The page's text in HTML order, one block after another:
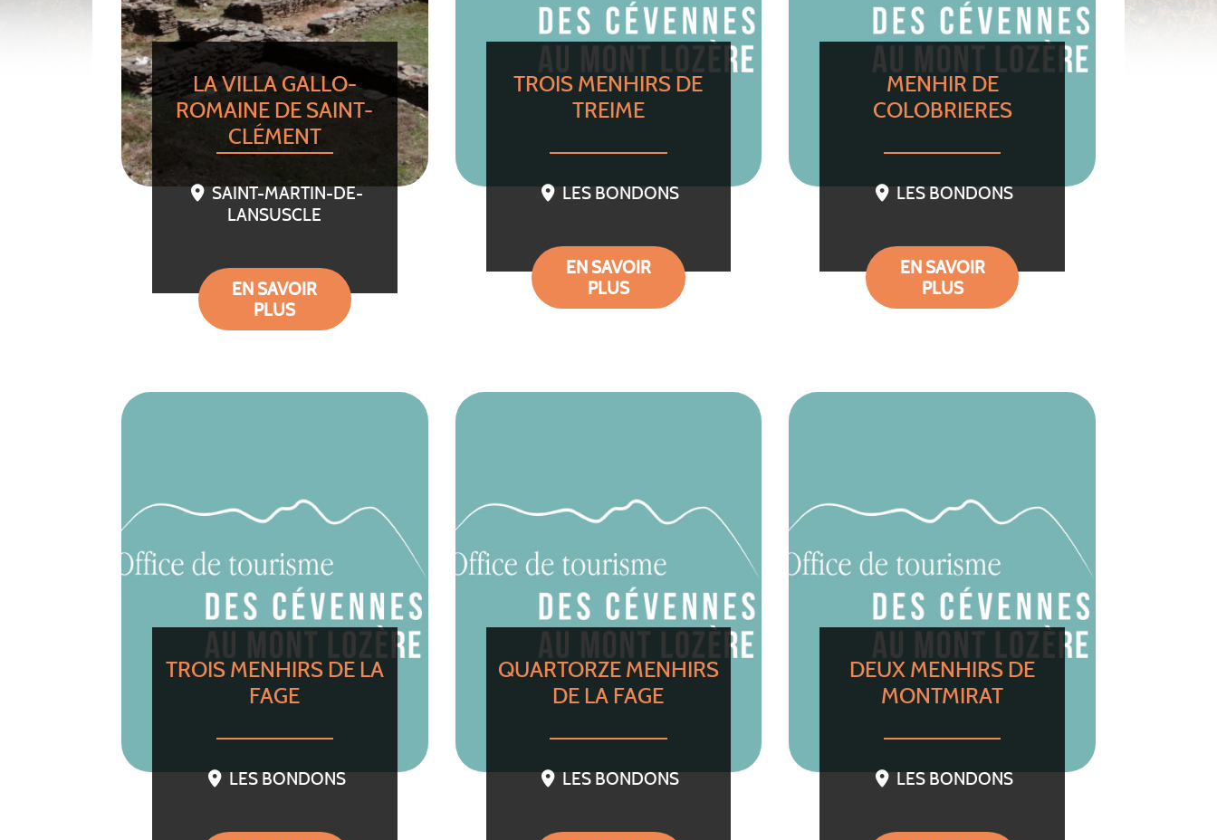
LA VILLA GALLO-
ROMAINE DE SAINT-
CLÉMENT
SAINT-MARTIN-DE-
LANSUSCLE
EN SAVOIR
PLUS
TROIS MENHIRS DE
TREIME
LES BONDONS
EN SAVOIR
PLUS
MENHIR DE
COLOBRIERES
LES BONDONS
EN SAVOIR
PLUS
TROIS MENHIRS DE LA
FAGE
LES BONDONS
QUARTORZE MENHIRS
DE LA FAGE
LES BONDONS
DEUX MENHIRS DE
MONTMIRAT
LES BONDONS